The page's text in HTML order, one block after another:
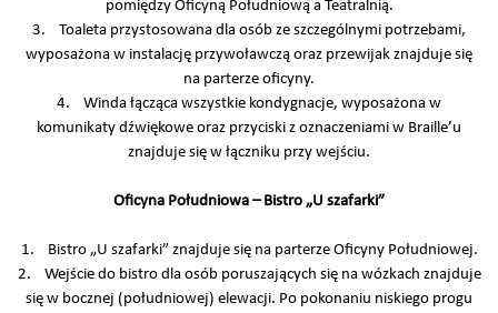
pomiędzy Oficyną Południową a Teatralnią.
3. Toaleta przystosowana dla osób ze szczególnymi potrzebami,
wyposażona w instalację przywoławczą oraz przewijak znajduje się
na parterze oficyny.
4. Winda łącząca wszystkie kondygnacje, wyposażona w
komunikaty dźwiękowe oraz przyciski z oznaczeniami w Braille’u
znajduje się w łączniku przy wejściu.
Oficyna Południowa – Bistro „U szafarki”
1. Bistro „U szafarki” znajduje się na parterze Oficyny Południowej.
2. Wejście do bistro dla osób poruszających się na wózkach znajduje
się w bocznej (południowej) elewacji. Po pokonaniu niskiego progu